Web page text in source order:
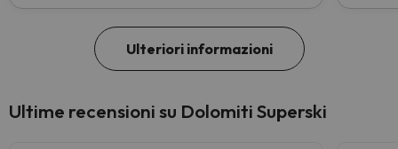
Ulteriori informazioni
Ultime recensioni su Dolomiti Superski